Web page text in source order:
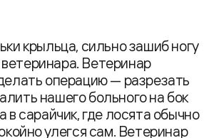
крыльца, сильно зашиб ногу
Ветеринар
операцию — разрезать
нашего больного на бок
сарайчик, где лосята обычно
улегся сам. Ветеринар